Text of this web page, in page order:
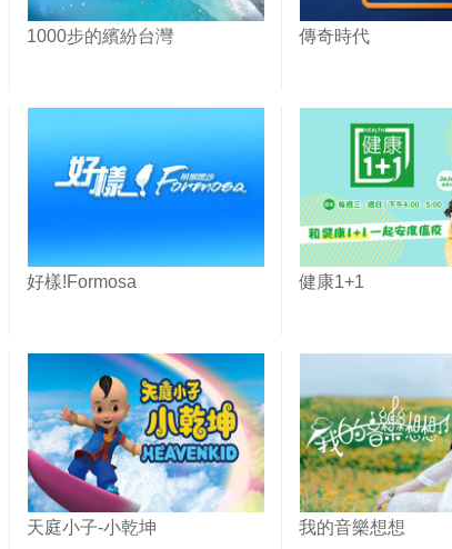
1000步的繽紛台灣 傳奇時代
好樣!Formosa 健康1+1
天庭小子-小乾坤 我的音樂想想